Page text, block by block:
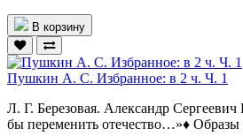
В корзину
Пушкин А. С. Избранное: в 2 ч. Ч. 1
Л. Г. Березовая. Александр
бы переменить отечество…»♦ Образы